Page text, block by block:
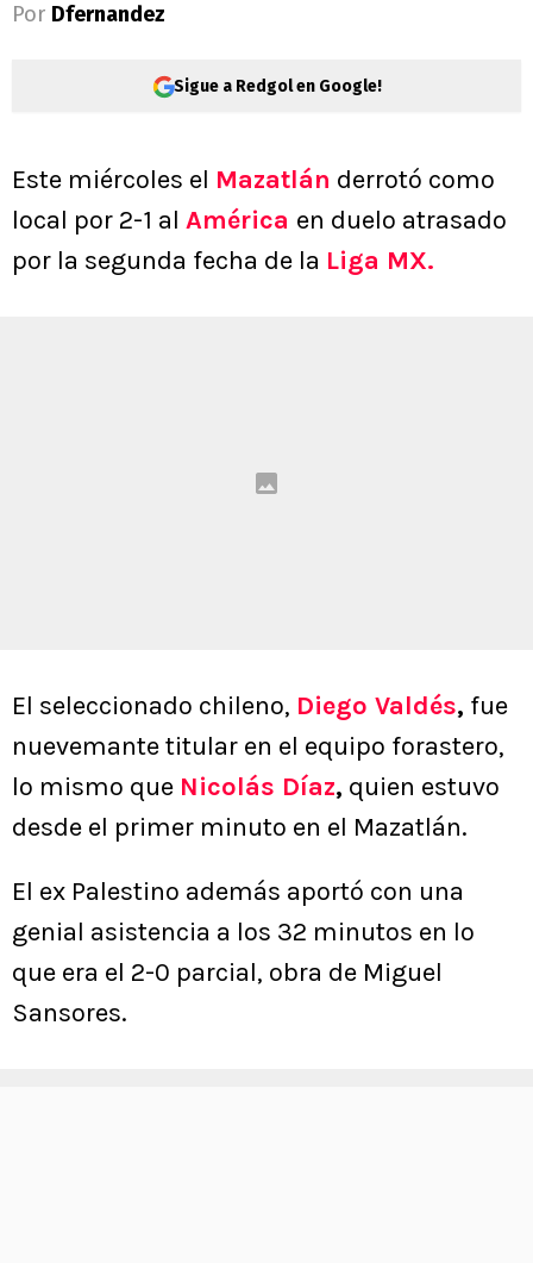
Por Dfernandez
Sigue a Redgol en Google!
Este miércoles el Mazatlán derrotó como
local por 2-1 al América en duelo atrasado
por la segunda fecha de la Liga MX.
El seleccionado chileno, Diego Valdés, fue
nuevemante titular en el equipo forastero,
lo mismo que Nicolás Díaz, quien estuvo
desde el primer minuto en el Mazatlán.
El ex Palestino además aportó con una
genial asistencia a los 32 minutos en lo
que era el 2-0 parcial, obra de Miguel
Sansores.